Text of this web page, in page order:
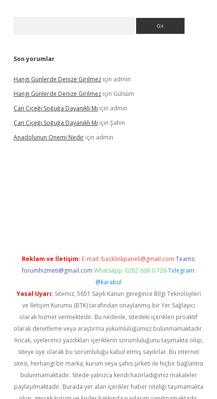
Son yorumlar
Hangi Günlerde Denize Girilmez için admin
Hangi Günlerde Denize Girilmez için Gülsüm
Çan Çiçeği Soğuğa Dayanıklı Mı için admin
Çan Çiçeği Soğuğa Dayanıklı Mı için Şahin
Anadolunun Onemi Nedir için admin
Reklam ve İletişim: E-mail: backlinkpaneli@gmail.com Teams:
forumhizmeti@gmail.com Whatsapp: 0262 606 0 726 Telegram:
@karabul
Yasal Uyarı: Sitemiz, 5651 Sayılı Kanun gereğince Bilgi Teknolojileri
ve İletişim Kurumu (BTK) tarafından onaylanmış bir Yer Sağlayıcı
olarak hizmet vermektedir. Bu nedenle, sitedeki içerikleri proaktif
olarak denetleme veya araştırma yükümlülüğümüz bulunmamaktadır.
Ancak, üyelerimiz yazdıkları içeriklerin sorumluluğunu taşımakta olup,
siteye üye olarak bu sorumluluğu kabul etmiş sayılırlar. Bu internet
sitesi, herhangi bir marka, kurum veya şahıs şirketi ile hiçbir bağlantısı
bulunmamaktadır. Sitede yalnızca kendi hazırladığımız makaleler
paylaşılmaktadır. Burada yer alan içerikler haber niteliği taşımamakta